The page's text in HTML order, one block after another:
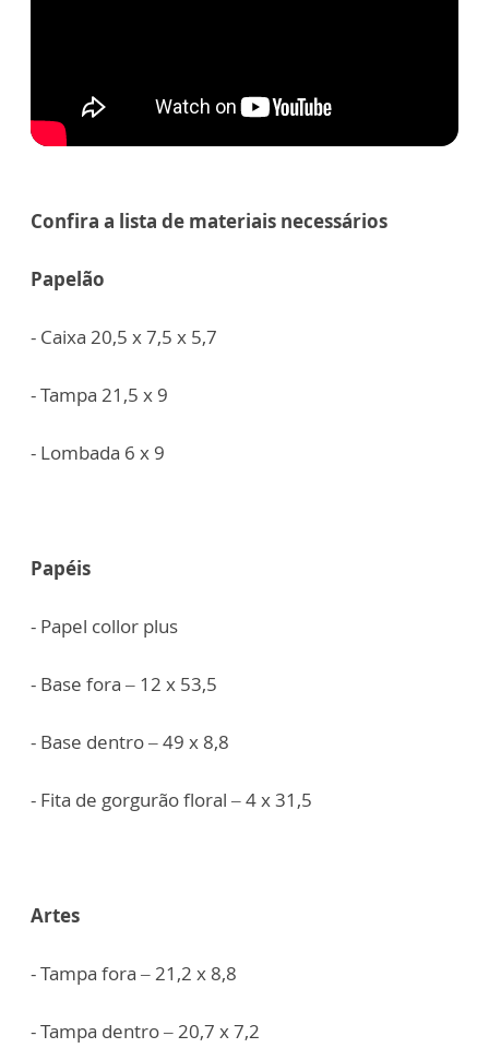
Confira a lista de materiais necessários
Papelão
- Caixa 20,5 x 7,5 x 5,7
- Tampa 21,5 x 9
- Lombada 6 x 9
Papéis
- Papel collor plus
- Base fora – 12 x 53,5
- Base dentro – 49 x 8,8
- Fita de gorgurão floral – 4 x 31,5
Artes
- Tampa fora – 21,2 x 8,8
- Tampa dentro – 20,7 x 7,2